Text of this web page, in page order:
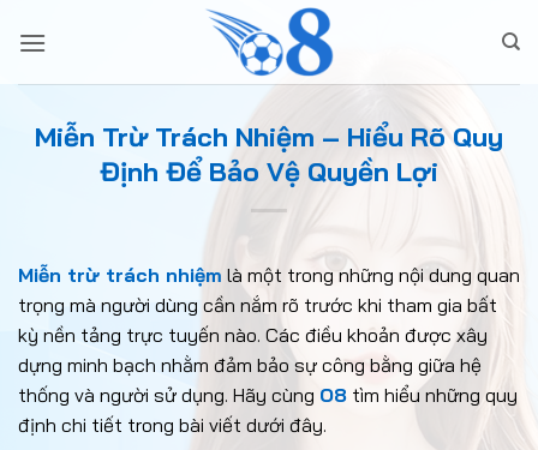
qua
Miễn Trừ Trách Nhiệm – Hiểu Rõ Quy
Định Để Bảo Vệ Quyền Lợi
Miễn trừ trách nhiệm là một trong những nội dung quan
trọng mà người dùng cần nắm rõ trước khi tham gia bất
kỳ nền tảng trực tuyến nào. Các điều khoản được xây
dựng minh bạch nhằm đảm bảo sự công bằng giữa hệ
thống và người sử dụng. Hãy cùng O8 tìm hiểu những quy
định chi tiết trong bài viết dưới đây.